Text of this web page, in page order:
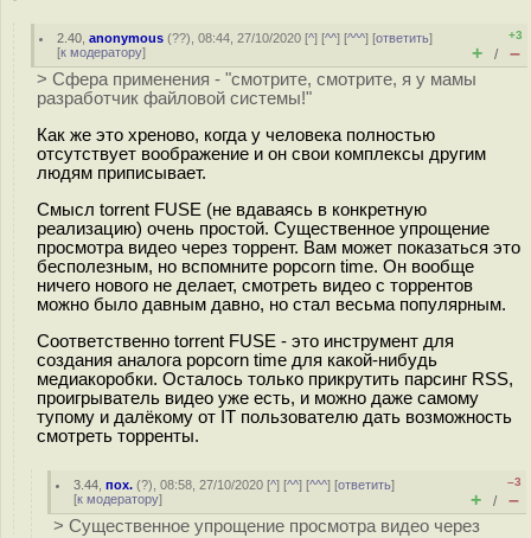
2.40 ,anonymous (??), 08:44, 27/10/2020 [^] [^^] [^^^] [ответить]
[к модератору]
+3
+ / –
> Сфера применения - "смотрите, смотрите, я у мамы
разработчик файловой системы!"
Как же это хреново, когда у человека полностью
отсутствует воображение и он свои комплексы другим
людям приписывает.
Смысл torrent FUSE (не вдаваясь в конкретную
реализацию) очень простой. Существенное упрощение
просмотра видео через торрент. Вам может показаться это
бесполезным, но вспомните popcorn time. Он вообще
ничего нового не делает, смотреть видео с торрентов
можно было давным давно, но стал весьма популярным.
Соответственно torrent FUSE - это инструмент для
создания аналога popcorn time для какой-нибудь
медиакоробки. Осталось только прикрутить парсинг RSS,
проигрыватель видео уже есть, и можно даже самому
тупому и далёкому от IT пользователю дать возможность
смотреть торренты.
3.44 ,пох. (?), 08:58, 27/10/2020 [^] [^^] [^^^] [ответить]
[к модератору]
–3
+ / –
> Существенное упрощение просмотра видео через